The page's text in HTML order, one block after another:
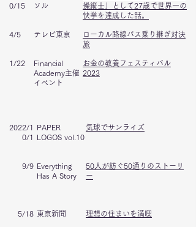
0/15
ソル
操縦士」として27歳で世界一の
快挙を達成した話。
4/5 テレビ東京
ローカル路線バス乗り継ぎ対決
旅
1/22
Financial
Academy主催
イベント
お金の教養フェスティバル
2023
2022/1
0/1
PAPER
LOGOS vol.10
気球でサンライズ
9/9 Everything
Has A Story
50人が紡ぐ50通りのストーリ
ー
5/18 東京新聞 理想の住まいを満喫